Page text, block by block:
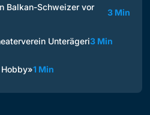
Balkan-Schweizer vor
3 Min
Unterägeri3 Min
1 Min